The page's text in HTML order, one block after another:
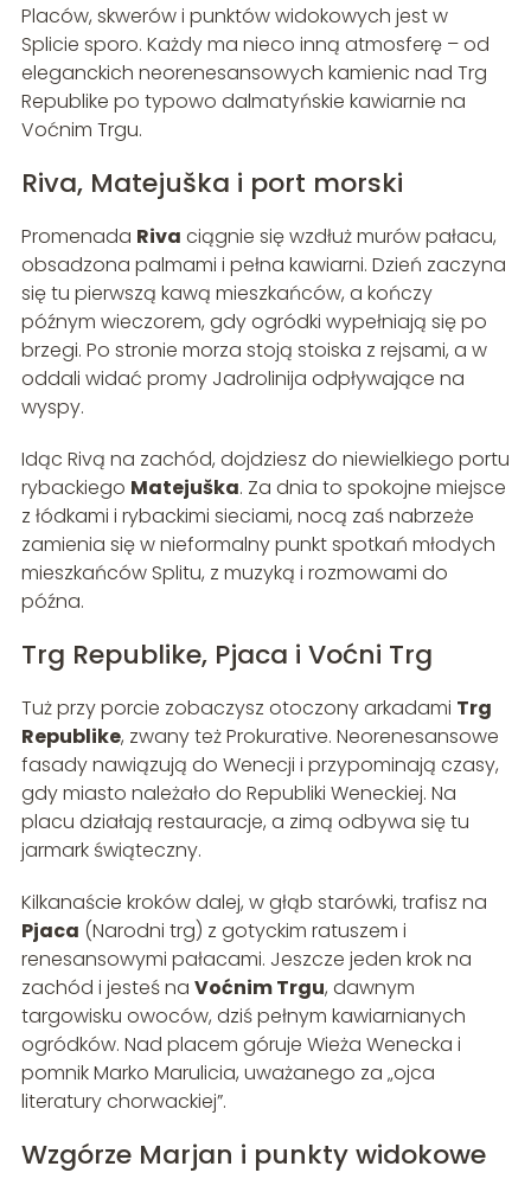
Placów, skwerów i punktów widokowych jest w
Splicie sporo. Każdy ma nieco inną atmosferę – od
eleganckich neorenesansowych kamienic nad Trg
Republike po typowo dalmatyńskie kawiarnie na
Voćnim Trgu.
Riva, Matejuška i port morski
Promenada Riva ciągnie się wzdłuż murów pałacu,
obsadzona palmami i pełna kawiarni. Dzień zaczyna
się tu pierwszą kawą mieszkańców, a kończy
późnym wieczorem, gdy ogródki wypełniają się po
brzegi. Po stronie morza stoją stoiska z rejsami, a w
oddali widać promy Jadrolinija odpływające na
wyspy.
Idąc Rivą na zachód, dojdziesz do niewielkiego portu
rybackiego Matejuška. Za dnia to spokojne miejsce
z łódkami i rybackimi sieciami, nocą zaś nabrzeże
zamienia się w nieformalny punkt spotkań młodych
mieszkańców Splitu, z muzyką i rozmowami do
późna.
Trg Republike, Pjaca i Voćni Trg
Tuż przy porcie zobaczysz otoczony arkadami Trg
Republike, zwany też Prokurative. Neorenesansowe
fasady nawiązują do Wenecji i przypominają czasy,
gdy miasto należało do Republiki Weneckiej. Na
placu działają restauracje, a zimą odbywa się tu
jarmark świąteczny.
Kilkanaście kroków dalej, w głąb starówki, trafisz na
Pjaca (Narodni trg) z gotyckim ratuszem i
renesansowymi pałacami. Jeszcze jeden krok na
zachód i jesteś na Voćnim Trgu, dawnym
targowisku owoców, dziś pełnym kawiarnianych
ogródków. Nad placem góruje Wieża Wenecka i
pomnik Marko Marulicia, uważanego za „ojca
literatury chorwackiej”.
Wzgórze Marjan i punkty widokowe